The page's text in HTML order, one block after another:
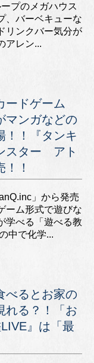
プのメガハウス
、バーベキューな
リンクバー気分が
アレン...
ードゲーム
マンガなどの
！！『タンキ
スター アト
！
」から発売
ーム形式で遊びな
学べる「遊べる教
中で化学...
べるとお家の
れる？！「お
』は「最